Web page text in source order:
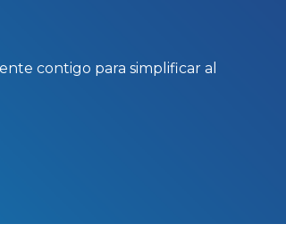
contigo para simplificar al